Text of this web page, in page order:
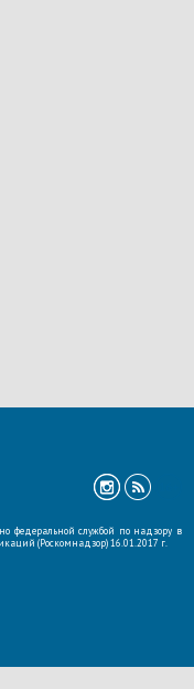
федеральной службой по надзору в
(Роскомнадзор) 16.01.2017 г.